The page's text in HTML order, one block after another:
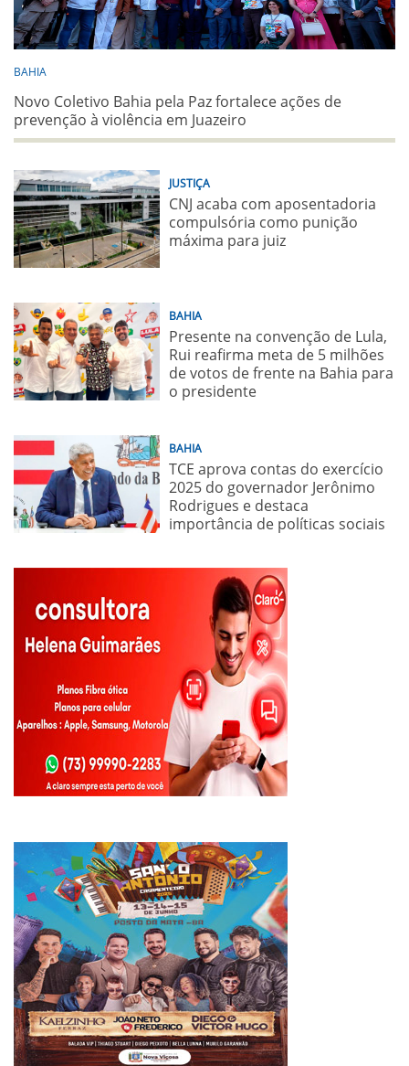
BAHIA
Novo Coletivo Bahia pela Paz fortalece ações de
prevenção à violência em Juazeiro
JUSTIÇA
CNJ acaba com aposentadoria
compulsória como punição
máxima para juiz
BAHIA
Presente na convenção de Lula,
Rui reafirma meta de 5 milhões
de votos de frente na Bahia para
o presidente
BAHIA
TCE aprova contas do exercício
2025 do governador Jerônimo
Rodrigues e destaca
importância de políticas sociais